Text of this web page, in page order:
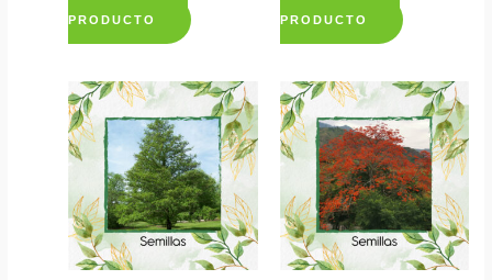
PRODUCTO
Este
múltiples
variantes.
Las
opciones
se
pueden
elegir
PRODUCTO
Este
múltiples
variantes.
Las
opciones
se
pueden
elegir